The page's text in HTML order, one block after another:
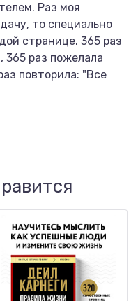
Раз моя
то специально
странице. 365 раз
365 раз пожелала
повторила: "Все